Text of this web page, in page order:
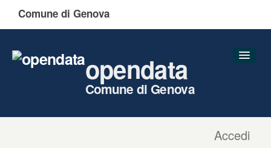
Comune di Genova
Accedi
opendata
Comune di Genova